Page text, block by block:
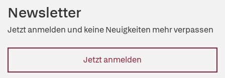
Newsletter
Jetzt anmelden und keine Neuigkeiten mehr verpassen
Jetzt anmelden